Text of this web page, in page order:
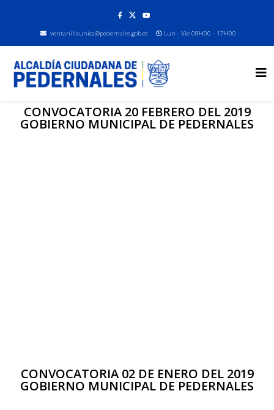
ventanillaunica@pedernales.gob.ec Lun - Vie 08H00 - 17H00
CONVOCATORIA 20 FEBRERO DEL 2019
GOBIERNO MUNICIPAL DE PEDERNALES
CONVOCATORIA 02 DE ENERO DEL 2019
GOBIERNO MUNICIPAL DE PEDERNALES